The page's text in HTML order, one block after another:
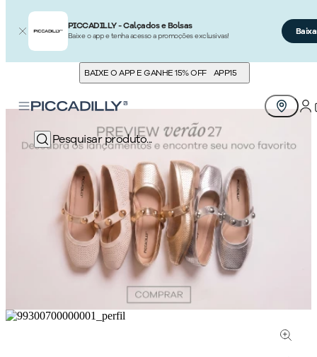
PICCADILLY - Calçados e Bolsas
Baixe o app e tenha acesso a promoções exclusivas!
BAIXE O APP E GANHE 15% OFF APP15